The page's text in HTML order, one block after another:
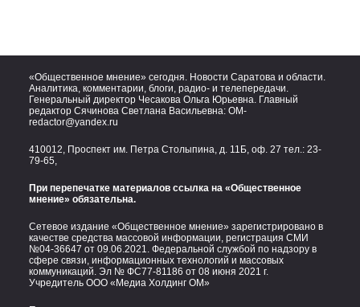
«Общественное мнение» сегодня. Новости Саратова и области.
Аналитика, комментарии, блоги, радио- и телепередачи.
Генеральный директор Чесакова Ольга Юрьевна. Главный
редактор Сячинова Светлана Васильевна: OM-
redactor@yandex.ru
410012, Проспект им. Петра Столыпина, д. 11Б, оф. 27 тел.: 23-
79-65,
При перепечатке материалов ссылка на «Общественное
мнение» обязательна.
Сетевое издание «Общественное мнение» зарегистрировано в
качестве средства массовой информации, регистрация СМИ
№04-36647 от 09.06.2021. Федеральной службой по надзору в
сфере связи, информационных технологий и массовых
коммуникаций. Эл № ФС77-81186 от 08 июня 2021 г.
Учредитель ООО «Медиа Холдинг ОМ»